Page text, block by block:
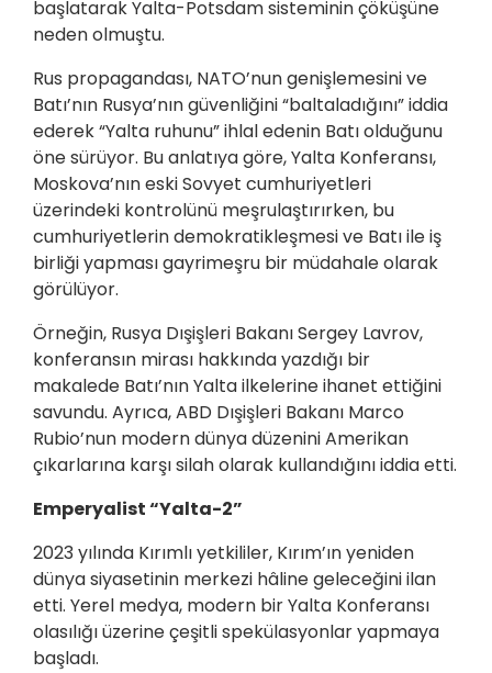
başlatarak Yalta-Potsdam sisteminin çöküşüne
neden olmuştu.
Rus propagandası, NATO’nun genişlemesini ve
Batı’nın Rusya’nın güvenliğini “baltaladığını” iddia
ederek “Yalta ruhunu” ihlal edenin Batı olduğunu
öne sürüyor. Bu anlatıya göre, Yalta Konferansı,
Moskova’nın eski Sovyet cumhuriyetleri
üzerindeki kontrolünü meşrulaştırırken, bu
cumhuriyetlerin demokratikleşmesi ve Batı ile iş
birliği yapması gayrimeşru bir müdahale olarak
görülüyor.
Örneğin, Rusya Dışişleri Bakanı Sergey Lavrov,
konferansın mirası hakkında yazdığı bir
makalede Batı’nın Yalta ilkelerine ihanet ettiğini
savundu. Ayrıca, ABD Dışişleri Bakanı Marco
Rubio’nun modern dünya düzenini Amerikan
çıkarlarına karşı silah olarak kullandığını iddia etti.
Emperyalist “Yalta-2”
2023 yılında Kırımlı yetkililer, Kırım’ın yeniden
dünya siyasetinin merkezi hâline geleceğini ilan
etti. Yerel medya, modern bir Yalta Konferansı
olasılığı üzerine çeşitli spekülasyonlar yapmaya
başladı.